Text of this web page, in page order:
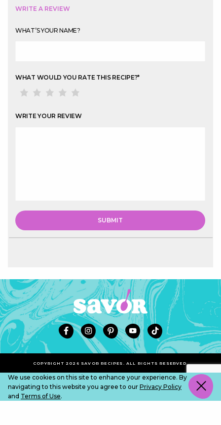
WRITE A REVIEW
WHAT’S YOUR NAME?
WHAT WOULD YOU RATE THIS RECIPE?*
WRITE YOUR REVIEW
COPYRIGHT 2026 SAVOR RECIPES. ALL RIGHTS RESERVED.
We use cookies on this site to enhance your experience. By
navigating to this website you agree to our Privacy Policy
and Terms of Use.